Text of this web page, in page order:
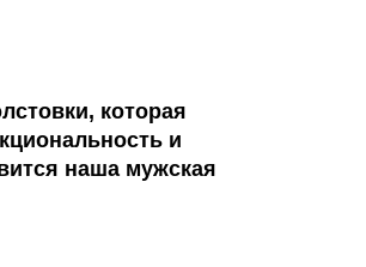
которая
и
наша мужская